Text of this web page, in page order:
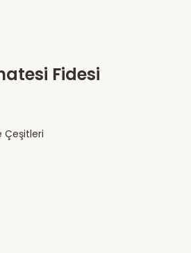
Fidesi
Çeşitleri